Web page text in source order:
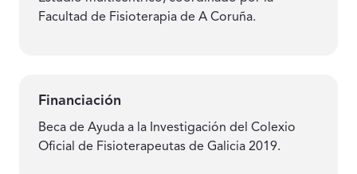
Facultad de Fisioterapia de A Coruña.
Financiación
Beca de Ayuda a la Investigación del Colexio
Oficial de Fisioterapeutas de Galicia 2019.